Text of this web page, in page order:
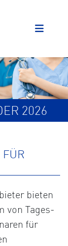
2026
bieten
von Tages-
für